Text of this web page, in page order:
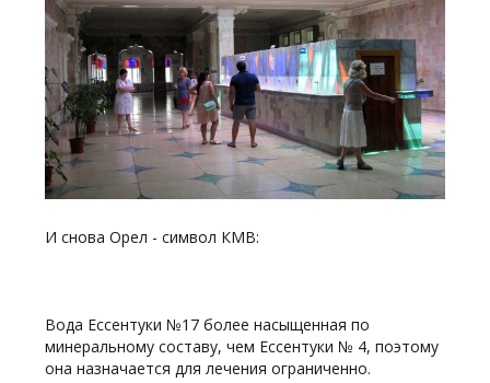
И снова Орел - символ КМВ:
Вода Ессентуки №17 более насыщенная по
минеральному составу, чем Ессентуки № 4, поэтому
она назначается для лечения ограниченно.